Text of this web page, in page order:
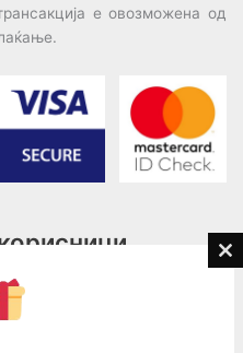
е овозможена од
076945498